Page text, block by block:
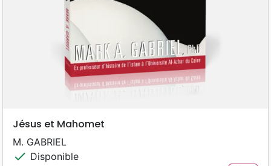
Jésus et Mahomet
M. GABRIEL
check Disponible